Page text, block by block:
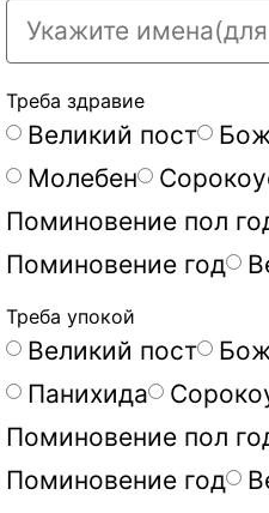
Треба здравие
Великий пост
Молебен
Поминовение пол
Поминовение год
Треба упокой
Великий пост
Панихида
Поминовение пол
Поминовение год